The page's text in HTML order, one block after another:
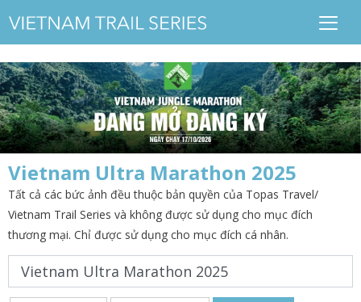
Vietnam Ultra Marathon 2025
Tất cả các bức ảnh đều thuộc bản quyền của Topas Travel/
Vietnam Trail Series và không được sử dụng cho mục đích
thương mại. Chỉ được sử dụng cho mục đích cá nhân.